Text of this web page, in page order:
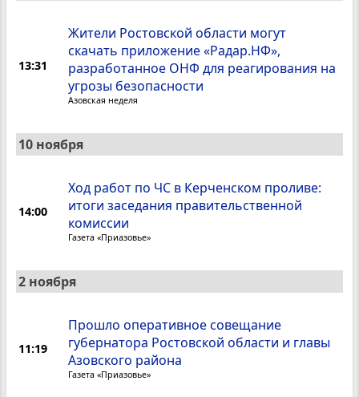
13:31
Жители Ростовской области могут
скачать приложение «Радар.НФ»,
разработанное ОНФ для реагирования на
угрозы безопасности
Азовская неделя
10 ноября
14:00
Ход работ по ЧС в Керченском проливе:
итоги заседания правительственной
комиссии
Газета «Приазовье»
2 ноября
11:19
Прошло оперативное совещание
губернатора Ростовской области и главы
Азовского района
Газета «Приазовье»